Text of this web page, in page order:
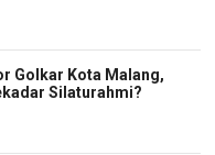
Golkar Kota Malang,
Silaturahmi?